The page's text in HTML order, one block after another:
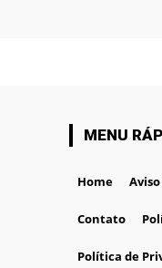
MENU
Home
Contato
Política de